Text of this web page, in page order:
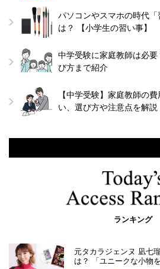
パソコンやスマホの時代
は？ 【小学生の習い事】
中学受験に家庭教師は必
び方まで紹介
【中学受験】家庭教師の
い、選び方や注意点を解説
ランキング
元タカラジェンヌ 凪七
は？ 「ユニークな小物